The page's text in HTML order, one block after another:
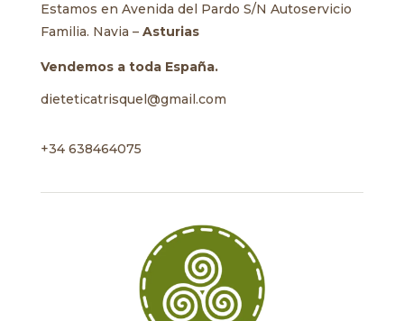
Estamos en Avenida del Pardo S/N Autoservicio
Familia. Navia – Asturias
Vendemos a toda España.
dieteticatrisquel@gmail.com
+34 638464075